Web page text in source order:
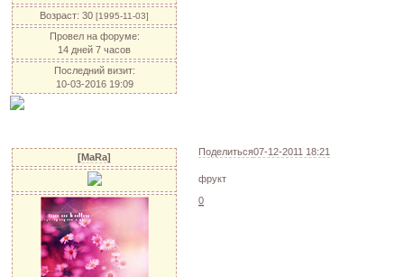
Возраст: 30 [1995-11-03]
Провел на форуме:
14 дней 7 часов
Последний визит:
10-03-2016 19:09
Поделиться07-12-2011 18:21
[MaRa]
фрукт
0